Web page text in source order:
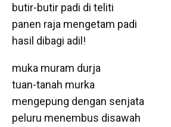
butir-butir padi di teliti
panen raja mengetam padi
hasil dibagi adil!
muka muram durja
tuan-tanah murka
mengepung dengan senjata
peluru menembus disawah